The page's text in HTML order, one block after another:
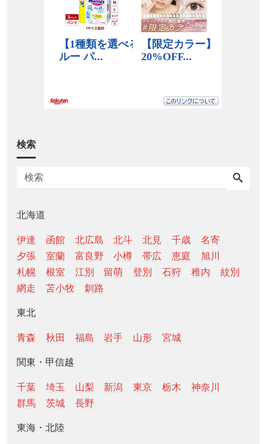
検索
北海道
伊達 函館 北広島 北斗 北見 千歳
名寄
夕張
室蘭 富良野 小樽 帯広 恵庭
旭川
札幌
根室 江別 留萌 登別 石狩 稚内
紋別
網走
苫小牧 釧路
東北
青森 秋田 福島 岩手 山形 宮城
関東・甲信越
千葉 埼玉 山梨 新潟 東京 栃木
神奈川
群馬
茨城 長野
東海・北陸